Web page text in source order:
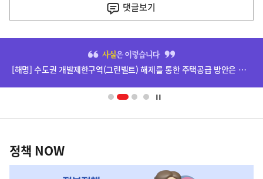
댓글보기
영
[해명] 수도권 개발제한구역(그린벨트) 해제를 통한 주택공급 방안은 확정된 바 없습니다.
책
NOW,
정책 NOW